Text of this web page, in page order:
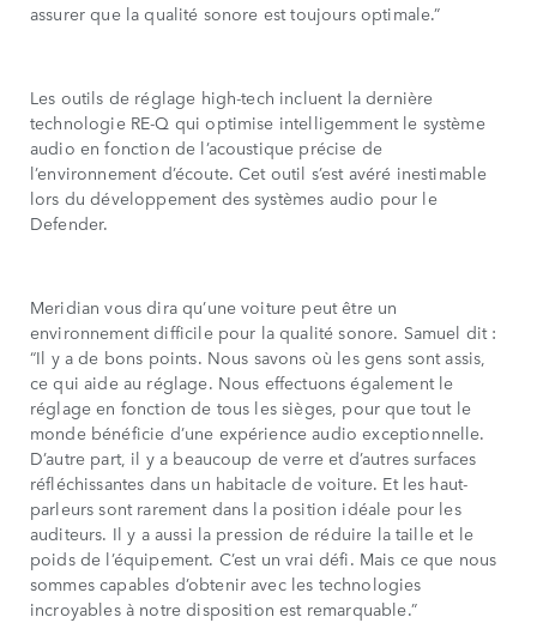
assurer que la qualité sonore est toujours optimale.”
Les outils de réglage high-tech incluent la dernière
technologie RE-Q qui optimise intelligemment le système
audio en fonction de l’acoustique précise de
l’environnement d’écoute. Cet outil s’est avéré inestimable
lors du développement des systèmes audio pour le
Defender.
Meridian vous dira qu’une voiture peut être un
environnement difficile pour la qualité sonore. Samuel dit :
“Il y a de bons points. Nous savons où les gens sont assis,
ce qui aide au réglage. Nous effectuons également le
réglage en fonction de tous les sièges, pour que tout le
monde bénéficie d’une expérience audio exceptionnelle.
D’autre part, il y a beaucoup de verre et d’autres surfaces
réfléchissantes dans un habitacle de voiture. Et les haut-
parleurs sont rarement dans la position idéale pour les
auditeurs. Il y a aussi la pression de réduire la taille et le
poids de l’équipement. C’est un vrai défi. Mais ce que nous
sommes capables d’obtenir avec les technologies
incroyables à notre disposition est remarquable.”